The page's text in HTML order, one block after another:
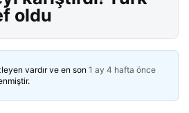
oldu
vardır ve en son 1 ay 4 hafta önce